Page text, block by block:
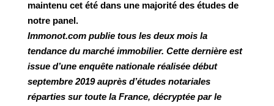
maintenu cet été dans une majorité des études de
notre panel.
Immonot.com publie tous les deux mois la
tendance du marché immobilier. Cette dernière est
issue d’une enquête nationale réalisée début
septembre 2019 auprès d’études notariales
réparties sur toute la France, décryptée par le